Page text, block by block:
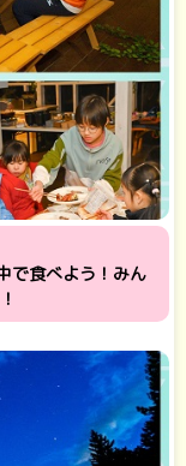
で食べよう！みん